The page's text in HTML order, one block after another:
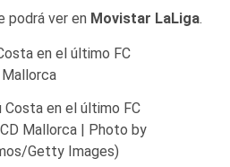
podrá ver en Movistar LaLiga.
Costa en el último FC
Mallorca | Photo by
Getty Images)